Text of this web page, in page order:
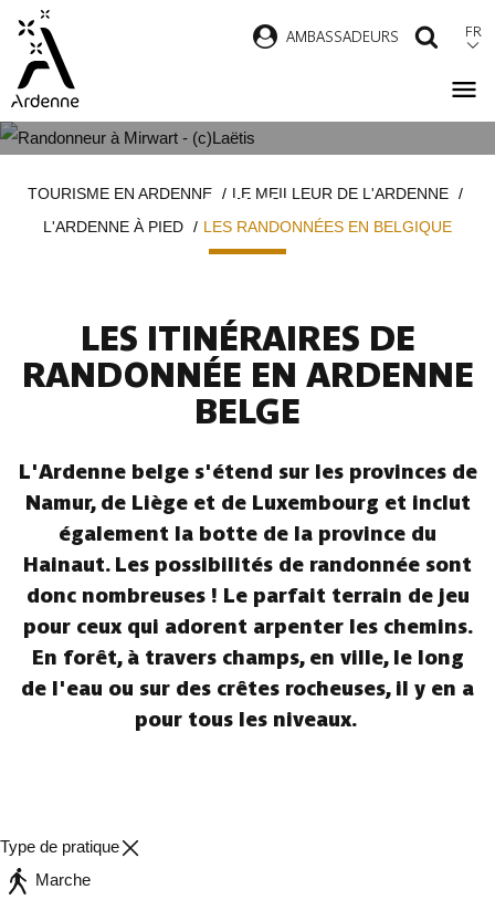
contenu
principal
AMBASSADEURS FR
BELGE
d'ArianeTOURISME EN ARDENNE
LE MEILLEUR DE L'ARDENNE
L'ARDENNE À PIED
LES RANDONNÉES EN BELGIQUE
LES ITINÉRAIRES DE
RANDONNÉE EN ARDENNE
BELGE
L'Ardenne belge s'étend sur les provinces de
Namur, de Liège et de Luxembourg et inclut
également la botte de la province du
Hainaut. Les possibilités de randonnée sont
donc nombreuses ! Le parfait terrain de jeu
pour ceux qui adorent arpenter les chemins.
En forêt, à travers champs, en ville, le long
de l'eau ou sur des crêtes rocheuses, il y en a
pour tous les niveaux.
Type de pratique
Marche